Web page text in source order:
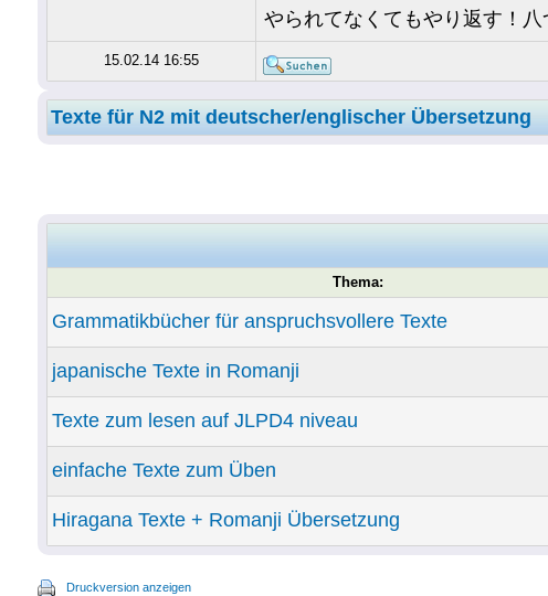
やられてなくてもやり返す！八
15.02.14 16:55
Texte für N2 mit deutscher/englischer Übersetzung
Thema:
Grammatikbücher für anspruchsvollere Texte
japanische Texte in Romanji
Texte zum lesen auf JLPD4 niveau
einfache Texte zum Üben
Hiragana Texte + Romanji Übersetzung
Druckversion anzeigen